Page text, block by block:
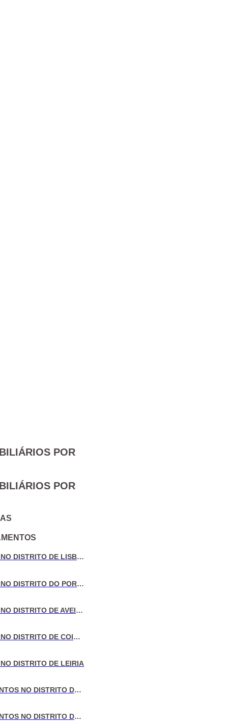
POR
POR
VENDA DE MORADIAS NO DISTRITO DE LISBOA
VENDA DE MORADIAS NO DISTRITO DO PORTO
VENDA DE MORADIAS NO DISTRITO DE AVEIRO
VENDA DE MORADIAS NO DISTRITO DE COIMBRA
DISTRITO DE LEIRIA
VENDA DE APARTAMENTOS NO DISTRITO DE LISBOA
VENDA DE APARTAMENTOS NO DISTRITO DO PORTO